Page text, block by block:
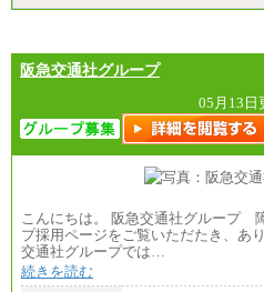
阪急交通社グループ
05月13
こんにちは。 阪急交通社グループ
プ採用ページをご覧いただたき、あ
交通社グループでは…
続きを読む